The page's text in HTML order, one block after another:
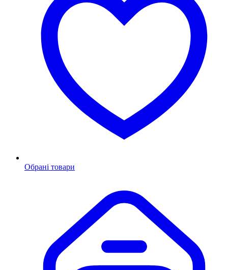
Обрані товари